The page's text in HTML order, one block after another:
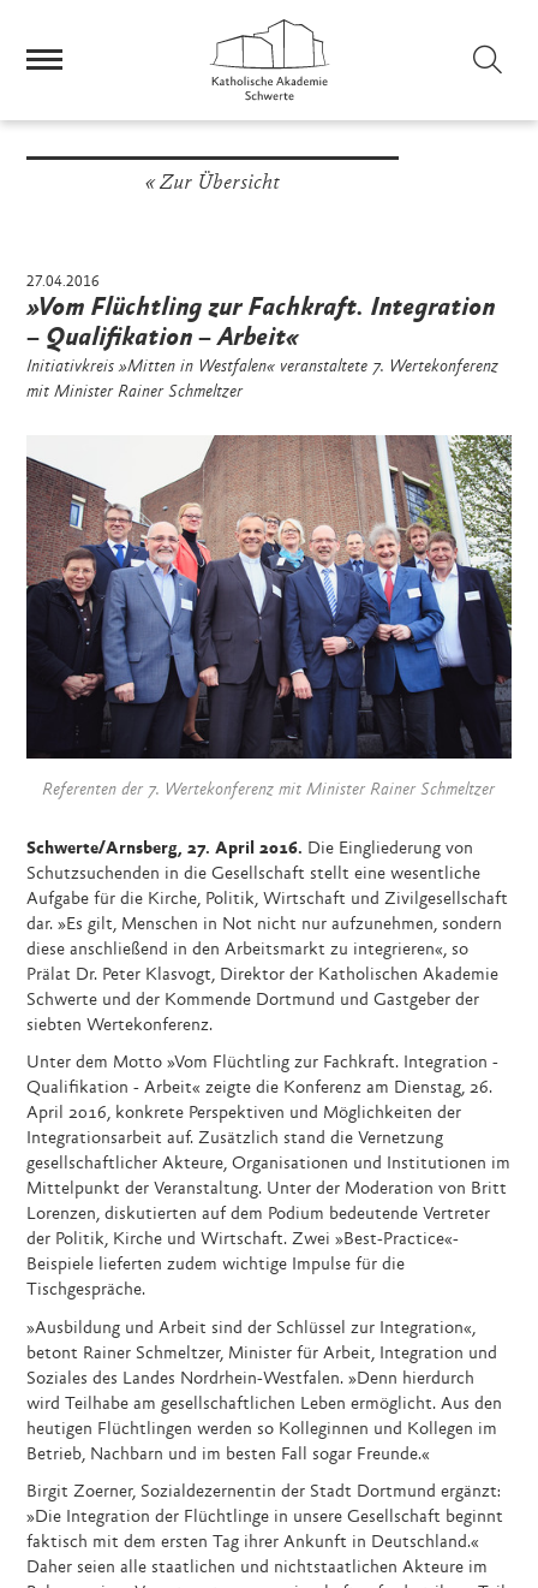
Zur Übersicht
27.04.2016
»Vom Flüchtling zur Fachkraft. Integration
– Qualifikation – Arbeit«
Initiativkreis »Mitten in Westfalen« veranstaltete 7. Wertekonferenz
mit Minister Rainer Schmeltzer
Referenten der 7. Wertekonferenz mit Minister Rainer Schmeltzer
Schwerte/Arnsberg, 27. April 2016. Die Eingliederung von
Schutzsuchenden in die Gesellschaft stellt eine wesentliche
Aufgabe für die Kirche, Politik, Wirtschaft und Zivilgesellschaft
dar. »Es gilt, Menschen in Not nicht nur aufzunehmen, sondern
diese anschließend in den Arbeitsmarkt zu integrieren«, so
Prälat Dr. Peter Klasvogt, Direktor der Katholischen Akademie
Schwerte und der Kommende Dortmund und Gastgeber der
siebten Wertekonferenz.
Unter dem Motto »Vom Flüchtling zur Fachkraft. Integration -
Qualifikation - Arbeit« zeigte die Konferenz am Dienstag, 26.
April 2016, konkrete Perspektiven und Möglichkeiten der
Integrationsarbeit auf. Zusätzlich stand die Vernetzung
gesellschaftlicher Akteure, Organisationen und Institutionen im
Mittelpunkt der Veranstaltung. Unter der Moderation von Britt
Lorenzen, diskutierten auf dem Podium bedeutende Vertreter
der Politik, Kirche und Wirtschaft. Zwei »Best-Practice«-
Beispiele lieferten zudem wichtige Impulse für die
Tischgespräche.
»Ausbildung und Arbeit sind der Schlüssel zur Integration«,
betont Rainer Schmeltzer, Minister für Arbeit, Integration und
Soziales des Landes Nordrhein-Westfalen. »Denn hierdurch
wird Teilhabe am gesellschaftlichen Leben ermöglicht. Aus den
heutigen Flüchtlingen werden so Kolleginnen und Kollegen im
Betrieb, Nachbarn und im besten Fall sogar Freunde.«
Birgit Zoerner, Sozialdezernentin der Stadt Dortmund ergänzt:
»Die Integration der Flüchtlinge in unsere Gesellschaft beginnt
faktisch mit dem ersten Tag ihrer Ankunft in Deutschland.«
Daher seien alle staatlichen und nichtstaatlichen Akteure im